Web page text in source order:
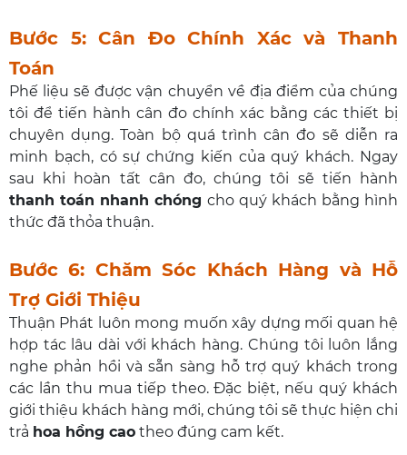
Bước 5: Cân Đo Chính Xác và Thanh
Toán
Phế liệu sẽ được vận chuyển về địa điểm của chúng
tôi để tiến hành cân đo chính xác bằng các thiết bị
chuyên dụng. Toàn bộ quá trình cân đo sẽ diễn ra
minh bạch, có sự chứng kiến của quý khách. Ngay
sau khi hoàn tất cân đo, chúng tôi sẽ tiến hành
thanh toán nhanh chóng cho quý khách bằng hình
thức đã thỏa thuận.
Bước 6: Chăm Sóc Khách Hàng và Hỗ
Trợ Giới Thiệu
Thuận Phát luôn mong muốn xây dựng mối quan hệ
hợp tác lâu dài với khách hàng. Chúng tôi luôn lắng
nghe phản hồi và sẵn sàng hỗ trợ quý khách trong
các lần thu mua tiếp theo. Đặc biệt, nếu quý khách
giới thiệu khách hàng mới, chúng tôi sẽ thực hiện chi
trả hoa hồng cao theo đúng cam kết.